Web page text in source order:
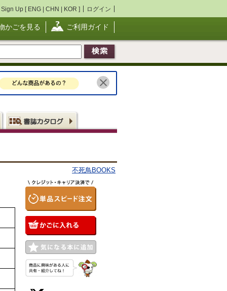
Sign Up [ ENG | CHN | KOR ] ログイン
かごを見る ご利用ガイド
不死鳥BOOKS